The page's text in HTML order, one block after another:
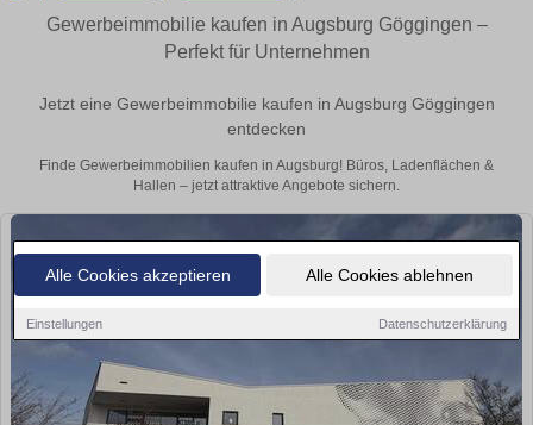
Alle Cookies akzeptieren Alle Cookies ablehnen
Einstellungen Datenschutzerklärung
Gewerbeimmobilie kaufen in Augsburg Göggingen –
Perfekt für Unternehmen
Jetzt eine Gewerbeimmobilie kaufen in Augsburg Göggingen
entdecken
Finde Gewerbeimmobilien kaufen in Augsburg! Büros, Ladenflächen &
Hallen – jetzt attraktive Angebote sichern.